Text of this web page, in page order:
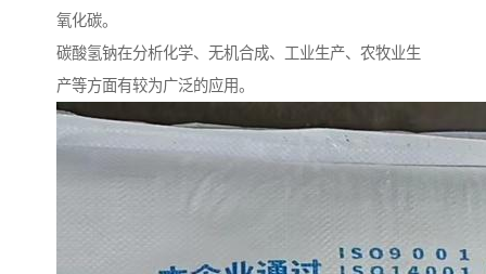
氧化碳。
碳酸氢钠在分析化学、无机合成、工业生产、农牧业生
产等方面有较为广泛的应用。